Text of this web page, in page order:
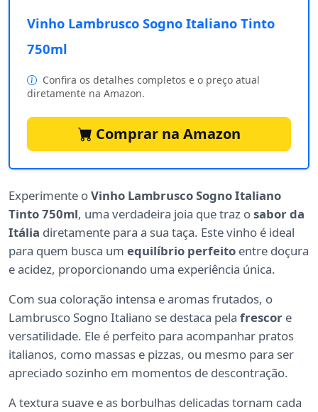
Vinho Lambrusco Sogno Italiano Tinto
750ml
Confira os detalhes completos e o preço atual
diretamente na Amazon.
Comprar na Amazon
Experimente oVinho Lambrusco Sogno Italiano
Tinto 750ml, uma verdadeira joia que traz osabor da
Itália diretamente para a sua taça. Este vinho é ideal
para quem busca um equilíbrio perfeito entre doçura
e acidez, proporcionando uma experiência única.
Com sua coloração intensa e aromas frutados, o
Lambrusco Sogno Italiano se destaca pela frescor e
versatilidade. Ele é perfeito para acompanhar pratos
italianos, como massas e pizzas, ou mesmo para ser
apreciado sozinho em momentos de descontração.
A textura suave e as borbulhas delicadas tornam cada